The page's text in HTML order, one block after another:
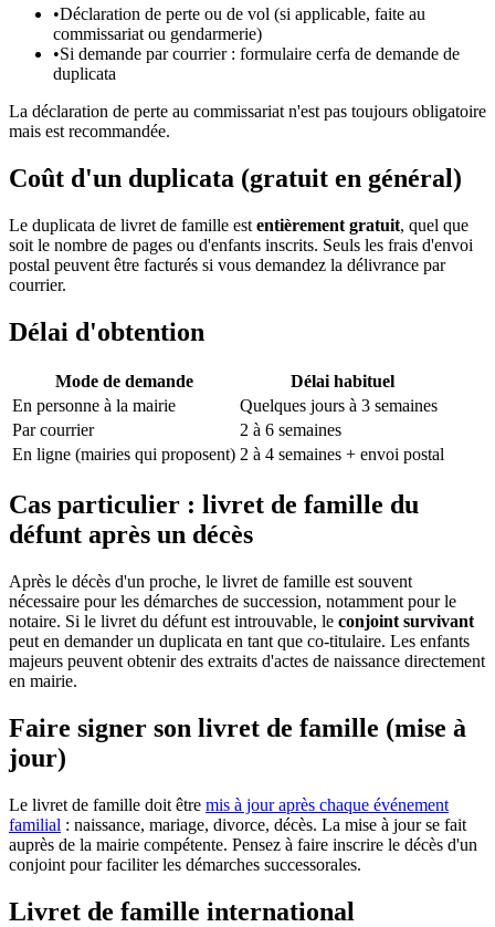
•Déclaration de perte ou de vol (si applicable, faite au
commissariat ou gendarmerie)
•Si demande par courrier : formulaire cerfa de demande de
duplicata
La déclaration de perte au commissariat n'est pas toujours obligatoire
mais est recommandée.
Coût d'un duplicata (gratuit en général)
Le duplicata de livret de famille est entièrement gratuit, quel que
soit le nombre de pages ou d'enfants inscrits. Seuls les frais d'envoi
postal peuvent être facturés si vous demandez la délivrance par
courrier.
Délai d'obtention
Mode de demande
Délai habituel
En personne à la mairie
Quelques jours à 3 semaines
Par courrier
2 à 6 semaines
En ligne (mairies qui proposent) 2 à 4 semaines + envoi postal
Cas particulier : livret de famille du
défunt après un décès
Après le décès d'un proche, le livret de famille est souvent
nécessaire pour les démarches de succession, notamment pour le
notaire. Si le livret du défunt est introuvable, le conjoint survivant
peut en demander un duplicata en tant que co-titulaire. Les enfants
majeurs peuvent obtenir des extraits d'actes de naissance directement
en mairie.
Faire signer son livret de famille (mise à
jour)
Le livret de famille doit être mis à jour après chaque événement
familial : naissance, mariage, divorce, décès. La mise à jour se fait
auprès de la mairie compétente. Pensez à faire inscrire le décès d'un
conjoint pour faciliter les démarches successorales.
Livret de famille international